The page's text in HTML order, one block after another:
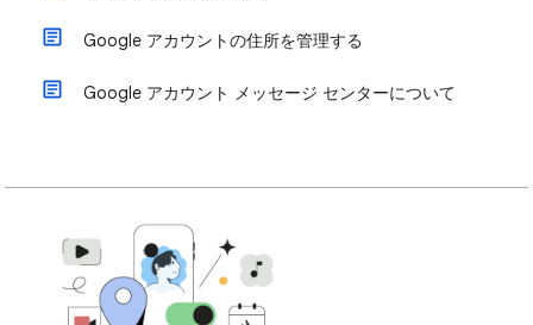
Google アカウントの住所を管理する
Google アカウント メッセージ センターについて